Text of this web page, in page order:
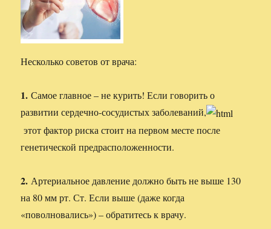
Несколько советов от врача:
1. Самое главное – не курить! Если говорить о
развитии сердечно-сосудистых заболеваний,
этот фактор риска стоит на первом месте после
генетической предрасположенности.
2. Артериальное давление должно быть не выше 130
на 80 мм рт. Ст. Если выше (даже когда
«поволновались») – обратитесь к врачу.